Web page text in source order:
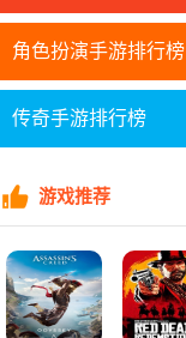
角色扮演手游排行榜
传奇手游排行榜
游戏推荐